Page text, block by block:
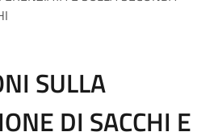
SULLA
DI SACCHI E